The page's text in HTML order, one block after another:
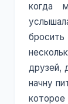
когда
друзей,
начну